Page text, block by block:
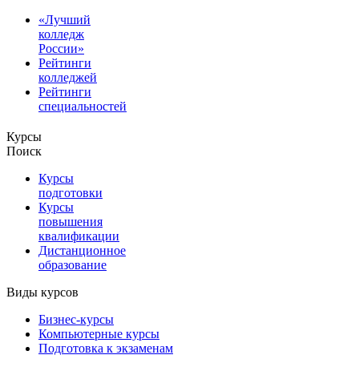
«Лучший
колледж
России»
Рейтинги
колледжей
Рейтинги
специальностей
Курсы
Поиск
Курсы
подготовки
Курсы
повышения
квалификации
Дистанционное
образование
Виды курсов
Бизнес-курсы
Компьютерные курсы
Подготовка к экзаменам